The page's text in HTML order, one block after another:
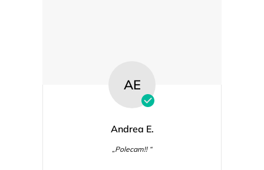
AE
Andrea E.
„Polecam!! “